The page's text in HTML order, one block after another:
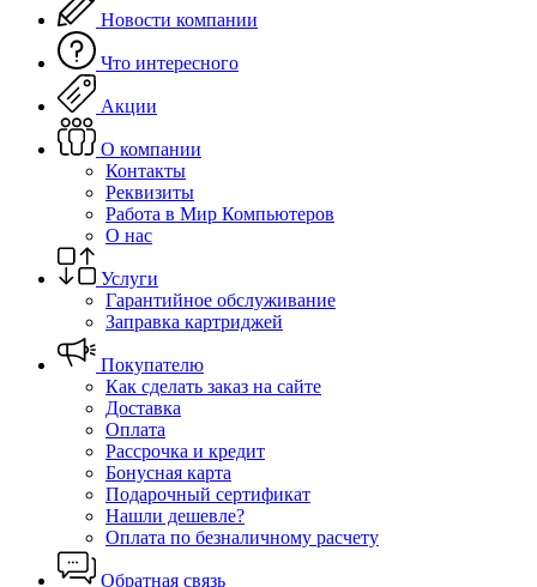
Новости компании
Что интересного
Акции
О компании
Контакты
Реквизиты
Работа в Мир Компьютеров
О нас
Услуги
Гарантийное обслуживание
Заправка картриджей
Покупателю
Как сделать заказ на сайте
Доставка
Оплата
Рассрочка и кредит
Бонусная карта
Подарочный сертификат
Нашли дешевле?
Оплата по безналичному расчету
Обратная связь